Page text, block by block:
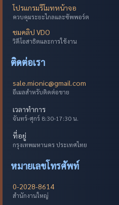
โปรแกรมรีโมทหน้าจอ
ควบคุมระยะไกลและซัพพอร์ต
ชมคลิป VDO
วิดีโอสาธิตและการใช้งาน
ติดต่อเรา
sale.mionic@gmail.com
อีเมลสำหรับติดต่อขาย
เวลาทำการ
จันทร์-ศุกร์ 8:30-17:30 น.
ที่อยู่
กรุงเทพมหานคร ประเทศไทย
หมายเลขโทรศัพท์
0-2028-8614
สำนักงานใหญ่